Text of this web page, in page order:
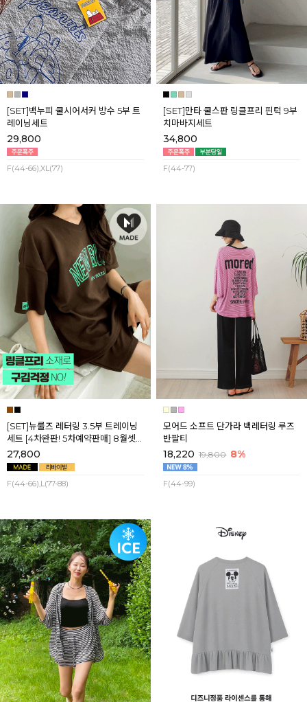
[SET]백누피 쿨시어서커 방수 5부 트
레이닝세트
29,800
F(44-66),XL(77)
[SET]만타 쿨스판 링클프리 핀턱 9부
치마바지세트
34,800
F(44-77)
[SET]뉴룰즈 레터링 3.5부 트레이닝
세트 [4차완판! 5차예약판매] 8월셋
째주 순차배송
27,800
F(44-66),L(77-88)
모어드 소프트 단가라 백레터링 루즈
반팔티
18,220 19,800 8%
F(44-99)